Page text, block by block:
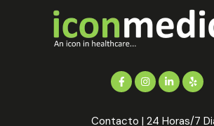
Contacto | 24 Horas/7